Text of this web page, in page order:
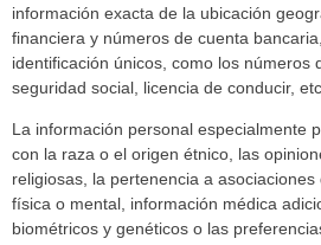
información exacta de la ubicación
financiera y números de cuenta
identificación únicos, como los números
seguridad social, licencia de conducir,
La información personal especialmente
con la raza o el origen étnico, las
religiosas, la pertenencia a
física o mental, información médica
biométricos y genéticos o las